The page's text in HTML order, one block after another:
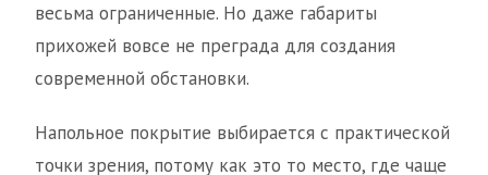
весьма ограниченные. Но даже габариты
прихожей вовсе не преграда для создания
современной обстановки.
Напольное покрытие выбирается с практической
точки зрения, потому как это то место, где чаще